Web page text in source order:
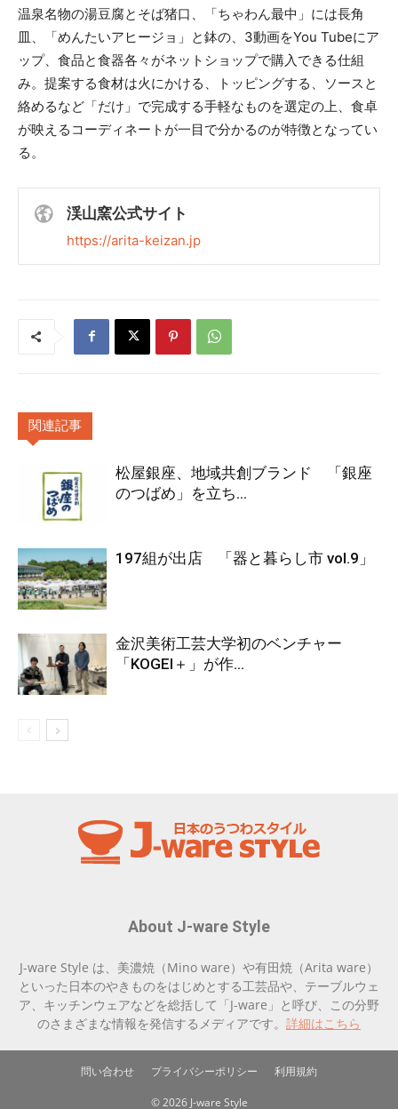
温泉名物の湯豆腐とそば猪口、「ちゃわん最中」には長角
皿、「めんたいアヒージョ」と鉢の、3動画をYou Tubeにア
ップ、食品と食器各々がネットショップで購入できる仕組
み。提案する食材は火にかける、トッピングする、ソースと
絡めるなど「だけ」で完成する手軽なものを選定の上、食卓
が映えるコーディネートが一目で分かるのが特徴となってい
る。
渓山窯公式サイト
https://arita-keizan.jp
関連記事
松屋銀座、地域共創ブランド 「銀座
のつばめ」を立ち...
197組が出店 「器と暮らし市 vol.9」
金沢美術工芸大学初のベンチャー
「KOGEI＋」が作...
About J-ware Style
J-ware Style は、美濃焼（Mino ware）や有田焼（Arita ware）
といった日本のやきものをはじめとする工芸品や、テーブルウェ
ア、キッチンウェアなどを総括して「J-ware」と呼び、この分野
のさまざまな情報を発信するメディアです。 詳細はこちら
問い合わせ プライバシーポリシー 利用規約
© 2026 J-ware Style